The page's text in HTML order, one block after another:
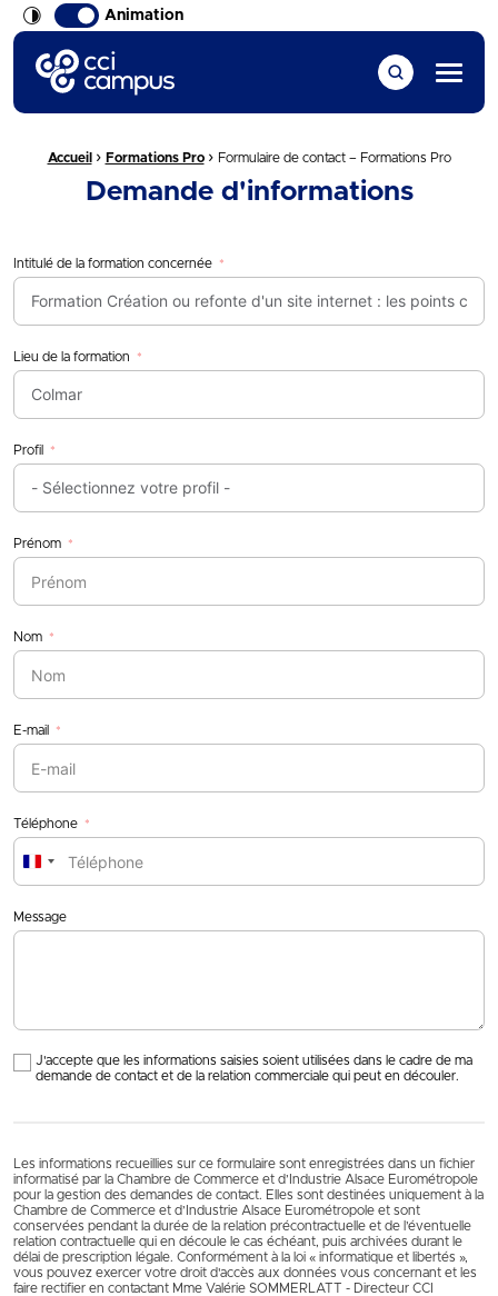
Animation
CCI Campus La formation qui vous ressemble
Menu
Fil d'Ariane :
Accueil › Formations Pro › Formulaire de contact – Formations Pro
Demande d'informations
Intitulé de la formation concernée
Lieu de la formation
Profil
Prénom
Nom
E-mail
Téléphone
France
Message
J'accepte que les informations saisies soient utilisées dans le cadre de ma
demande de contact et de la relation commerciale qui peut en découler.
Les informations recueillies sur ce formulaire sont enregistrées dans un fichier
informatisé par la Chambre de Commerce et d’Industrie Alsace Eurométropole
pour la gestion des demandes de contact. Elles sont destinées uniquement à la
Chambre de Commerce et d’Industrie Alsace Eurométropole et sont
conservées pendant la durée de la relation précontractuelle et de l’éventuelle
relation contractuelle qui en découle le cas échéant, puis archivées durant le
délai de prescription légale. Conformément à la loi « informatique et libertés »,
vous pouvez exercer votre droit d'accès aux données vous concernant et les
faire rectifier en contactant Mme Valérie SOMMERLATT - Directeur CCI